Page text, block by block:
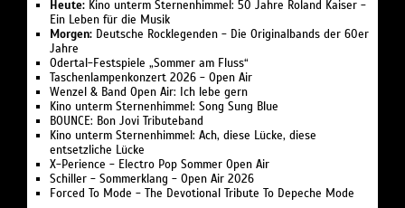
Heute: Kino unterm Sternenhimmel: 50 Jahre Roland Kaiser -
Ein Leben für die Musik
Morgen: Deutsche Rocklegenden - Die Originalbands der 60er
Jahre
Odertal-Festspiele „Sommer am Fluss“
Taschenlampenkonzert 2026 - Open Air
Wenzel & Band Open Air: Ich lebe gern
Kino unterm Sternenhimmel: Song Sung Blue
BOUNCE: Bon Jovi Tributeband
Kino unterm Sternenhimmel: Ach, diese Lücke, diese
entsetzliche Lücke
X-Perience - Electro Pop Sommer Open Air
Schiller - Sommerklang - Open Air 2026
Forced To Mode - The Devotional Tribute To Depeche Mode